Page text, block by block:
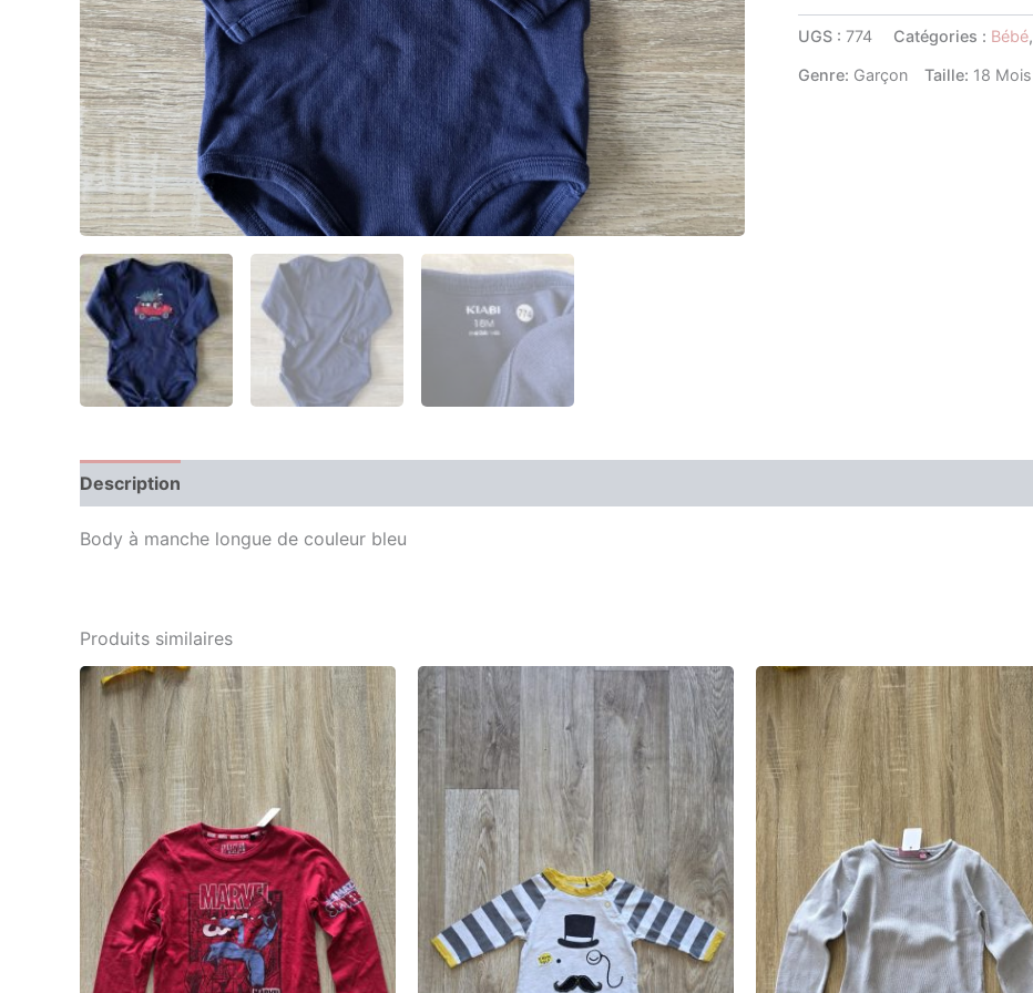
UGS : 774 Catégories : Bébé,
Genre: Garçon Taille: 18 Mois
Description
Body à manche longue de couleur bleu
Produits similaires